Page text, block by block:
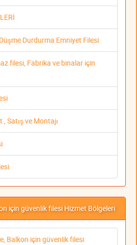
Durdurma Emniyet Filesi
filesi, Fabrika ve binalar için
Satış ve Montajı
için güvenlik filesi Hizmet Bölgeleri
Balkon için güvenlik filesi